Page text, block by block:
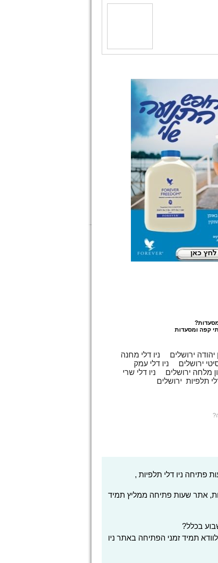
?
קפה ומסעדות
יהודה ירושלים
ניו דלי מחנה
ירושלים
ניו דלי עמק
מלחה ירושלים
ניו דלי שרי
תלפיות ירושלים
פתיחה ניו דלי תלפיות ,
אתר שעות פתיחה ממליץ תמיד
בכלל?
תמיד זמני הפתיחה באתר ניו